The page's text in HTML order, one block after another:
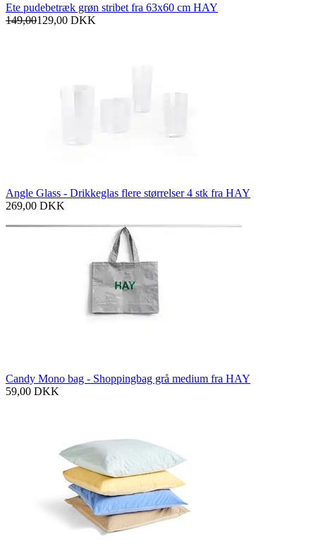
Ete pudebetræk grøn stribet fra 63x60 cm HAY
149,00129,00 DKK
Angle Glass - Drikkeglas flere størrelser 4 stk fra HAY
269,00 DKK
Candy Mono bag - Shoppingbag grå medium fra HAY
59,00 DKK